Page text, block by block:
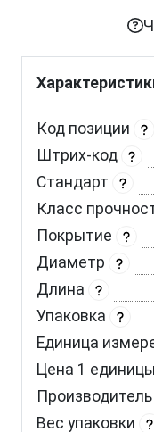
Код позиции
Штрих-код
Стандарт
Класс
Покрытие
Диаметр
Длина
Упаковка
Единица
Цена 1 единицы
Производитель
Вес упаковки